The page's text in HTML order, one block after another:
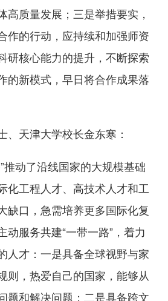
高质量发展；三是举措要实，
作的行动，应持续和加强师资
研核心能力的提升，不断探索
的新模式，早日将合作成果落
、天津大学校长金东寒：
推动了沿线国家的大规模基础
化工程人才、高技术人才和工
缺口，急需培养更多国际化复
动服务共建“一带一路”，着力
人才：一是具备全球视野与家
则，热爱自己的国家，能够从
题和解决问题；二是具备跨文